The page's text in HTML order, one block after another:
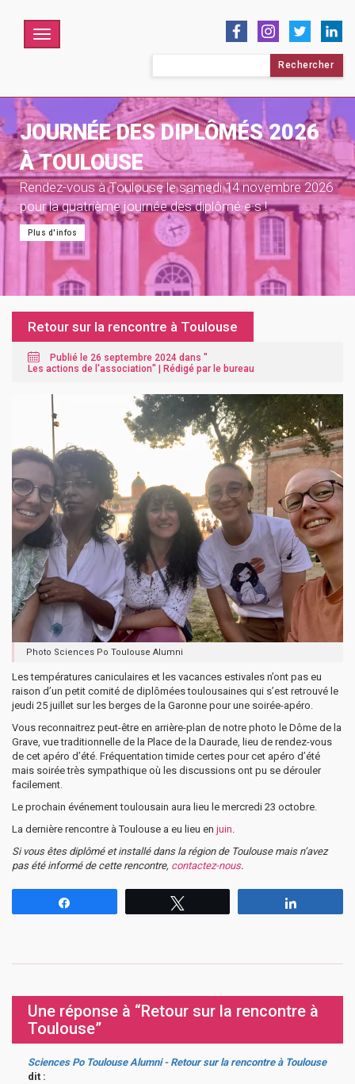
Menu
JOURNÉE DES DIPLÔMÉS 2026
À TOULOUSE
Rendez-vous à Toulouse le samedi 14 novembre 2026
pour la quatrième journée des diplômé·e·s !
Plus d'infos
Retour sur la rencontre à Toulouse
Publié le 26 septembre 2024 dans "
Les actions de l'association" | Rédigé par le bureau
Photo Sciences Po Toulouse Alumni
Les températures caniculaires et les vacances estivales n’ont pas eu
raison d’un petit comité de diplômées toulousaines qui s’est retrouvé le
jeudi 25 juillet sur les berges de la Garonne pour une soirée-apéro.
Vous reconnaitrez peut-être en arrière-plan de notre photo le Dôme de la
Grave, vue traditionnelle de la Place de la Daurade, lieu de rendez-vous
de cet apéro d’été. Fréquentation timide certes pour cet apéro d’été
mais soirée très sympathique où les discussions ont pu se dérouler
facilement.
Le prochain événement toulousain aura lieu le mercredi 23 octobre.
La dernière rencontre à Toulouse a eu lieu en juin.
Si vous êtes diplômé et installé dans la région de Toulouse mais n’avez
pas été informé de cette rencontre, contactez-nous.
Une réponse à “Retour sur la rencontre à
Toulouse”
Sciences Po Toulouse Alumni - Retour sur la rencontre à Toulouse
dit :